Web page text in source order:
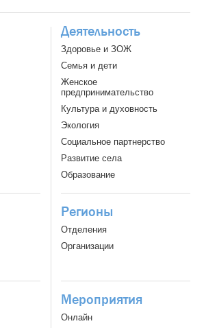
Деятельность
Здоровье и ЗОЖ
Семья и дети
Женское
предпринимательство
Культура и духовность
Экология
Социальное партнерство
Развитие села
Образование
Регионы
Отделения
Организации
Мероприятия
Онлайн